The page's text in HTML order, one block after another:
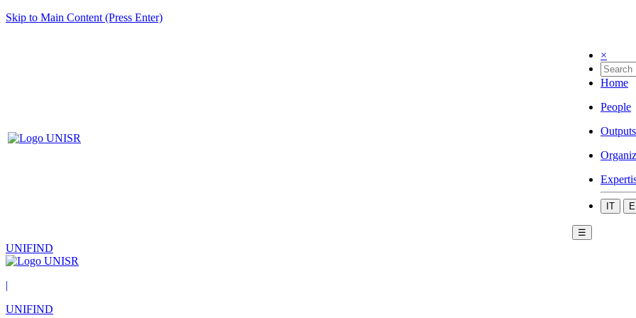
Skip to Main Content (Press Enter)
×
Home
People
Outputs
IT
☰
UNIFIND
|
UNIFIND